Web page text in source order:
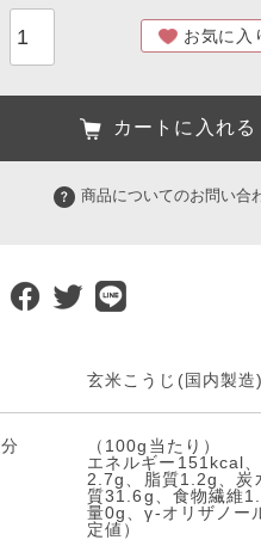
お気に入
カートに入れる
商品についてのお問い合
玄米こうじ(国内製造
（100g当たり）
エネルギー151kcal
2.7g、脂質1.2g、炭
質31.6g、食物繊維
量0g、γ-オリザノー
定値）